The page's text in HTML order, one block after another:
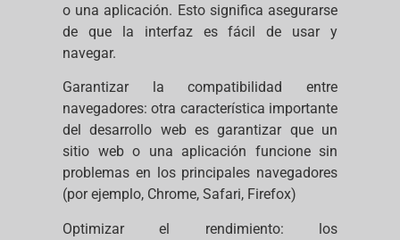
o una aplicación. Esto significa asegurarse
de que la interfaz es fácil de usar y
navegar.
Garantizar la compatibilidad entre
navegadores: otra característica importante
del desarrollo web es garantizar que un
sitio web o una aplicación funcione sin
problemas en los principales navegadores
(por ejemplo, Chrome, Safari, Firefox)
Optimizar el rendimiento: los